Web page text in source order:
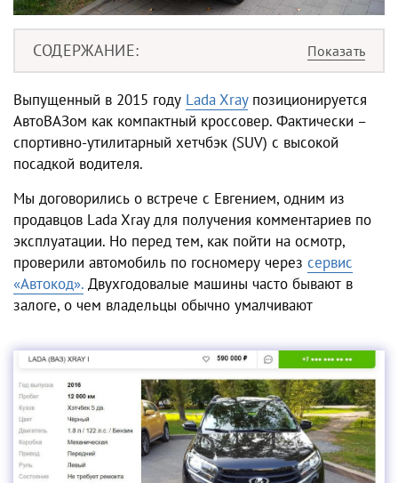
СОДЕРЖАНИЕ
Выпущенный в 2015 году Lada Xrayпозиционируется
АвтоВАЗом как компактный кроссовер. Фактически –
спортивно-утилитарный хетчбэк (SUV) с высокой
посадкой водителя.
Мы договорились о встрече с Евгением, одним из
продавцов Lada Xray для получения комментариев по
эксплуатации. Но перед тем, как пойти на осмотр,
проверили автомобиль по госномеру через сервис
«Автокод». Двухгодовалые машины часто бывают в
залоге, о чем владельцы обычно умалчивают